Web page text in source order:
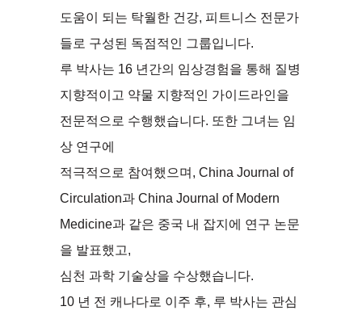
도움이 되는 탁월한 건강, 피트니스 전문가
들로 구성된 독점적인 그룹입니다.
루 박사는 16 년간의 임상경험을 통해 질병
지향적이고 약물 지향적인 가이드라인을
전문적으로 수행했습니다. 또한 그녀는 임
상 연구에
적극적으로 참여했으며, China Journal of
Circulation과 China Journal of Modern
Medicine과 같은 중국 내 잡지에 연구 논문
을 발표했고,
심천 과학 기술상을 수상했습니다.
10 년 전 캐나다로 이주 후, 루 박사는 관심